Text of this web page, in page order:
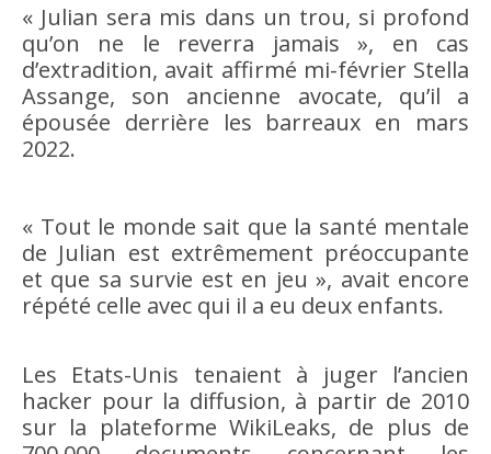
« Julian sera mis dans un trou, si profond
qu’on ne le reverra jamais », en cas
d’extradition, avait affirmé mi-février Stella
Assange, son ancienne avocate, qu’il a
épousée derrière les barreaux en mars
2022.
« Tout le monde sait que la santé mentale
de Julian est extrêmement préoccupante
et que sa survie est en jeu », avait encore
répété celle avec qui il a eu deux enfants.
Les Etats-Unis tenaient à juger l’ancien
hacker pour la diffusion, à partir de 2010
sur la plateforme WikiLeaks, de plus de